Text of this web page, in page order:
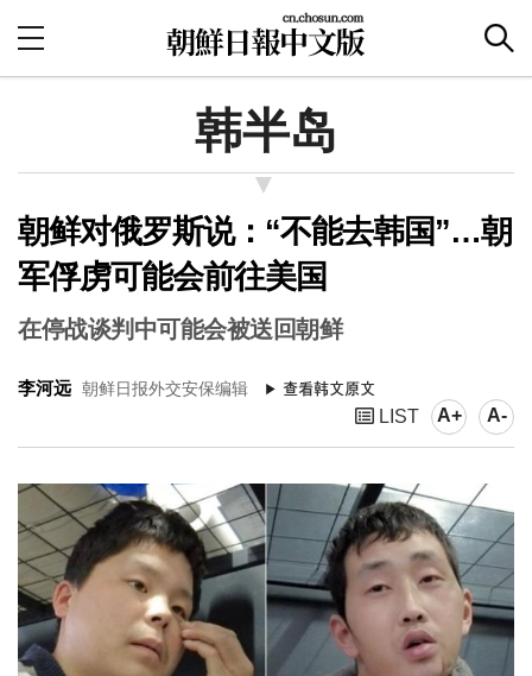
韩半岛
朝鲜对俄罗斯说：“不能去韩国”…朝
军俘虏可能会前往美国
在停战谈判中可能会被送回朝鲜
李河远 朝鲜日报外交安保编辑
LIST A+ A-